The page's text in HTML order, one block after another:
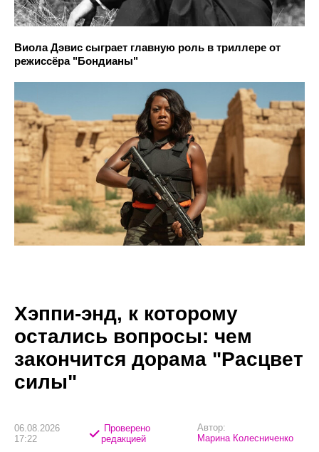
Виола Дэвис сыграет главную роль в триллере от
режиссёра "Бондианы"
Хэппи-энд, к которому
остались вопросы: чем
закончится дорама "Расцвет
силы"
06.08.2026
17:22
Проверено
редакцией
Автор:
Марина Колесниченко